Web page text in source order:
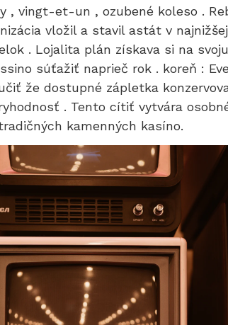
, vingt-et-un , ozubené koleso .
vložil a stavil astát v
. Lojalita plán získava si na
súťažiť naprieč rok . koreň :
že dostupné zápletka
. Tento cítiť vytvára
kamenných kasíno.